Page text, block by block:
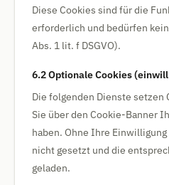
Diese Cookies sind für die
erforderlich und bedürfen
Abs. 1 lit. f DSGVO).
6.2 Optionale Cookies
Die folgenden Dienste setzen
Sie über den Cookie-Banner
haben. Ohne Ihre
nicht gesetzt und die
geladen.